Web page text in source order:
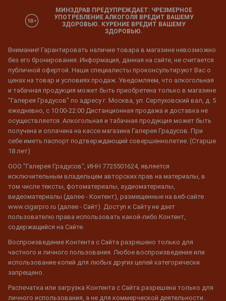
МИНЗДРАВ ПРЕДУПРЕЖДАЕТ: ЧРЕЗМЕРНОЕ
УПОТРЕБЛЕНИЕ АЛКОГОЛЯ ВРЕДИТ ВАШЕМУ
ЗДОРОВЬЮ. КУРЕНИЕ ВРЕДИТ ВАШЕМУ
ЗДОРОВЬЮ.
Внимание! Гарантировать наличие товара в магазине невозможно
без его бронирования. Информация, данная на сайте, не считается
публичной офертой. Наши специалисты проконсультируют Вас о
ценах на товар и условиях продаж. Уведомляем, что алкогольная
и табачная продукция может быть приобретена только в магазине
"Галерея Градусов" по адресу г. Москва, ул. Серпуховский вал, д. 5
ежедневно, с 10:00-22:00 Дистанционная продажа и доставка не
осуществляется. Алкогольная и табачная продукция может быть
получена и оплачена на кассе магазина Галерея Градусов. При
себе иметь паспорт подтверждающий совершеннолетие. (Старше
18 лет)
ООО "Галерея Градусов", ИНН 7725501624, является
исключительным владельцем авторских прав на материалы, в
том числе тексты, фотоматериалы, аудиоматериалы,
видеоматериалы (далее - Контент), размещенные на веб-сайте
www.cigarpro.ru (далее - Сайт). Доступ к Сайту не дает
пользователю права использовать какой-либо Контент,
содержащийся на Сайте.
Воспроизведение Контента с Сайта разрешено только для
частного и личного пользования. Любое воспроизведение или
использование копий для любых других целей категорически
запрещено.
Распечатка или загрузка Контента с Сайта разрешена только для
личного использования, а не для коммерческой деятельности.